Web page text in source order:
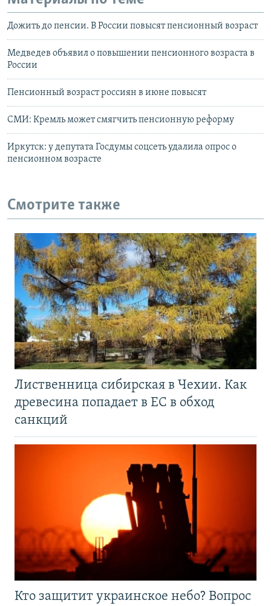
Дожить до пенсии. В России повысят пенсионный возраст
Медведев объявил о повышении пенсионного возраста в
России
Пенсионный возраст россиян в июне повысят
СМИ: Кремль может смягчить пенсионную реформу
Иркутск: у депутата Госдумы соцсеть удалила опрос о
пенсионном возрасте
Смотрите также
Лиственница сибирская в Чехии. Как
древесина попадает в ЕС в обход
санкций
Кто защитит украинское небо? Вопрос